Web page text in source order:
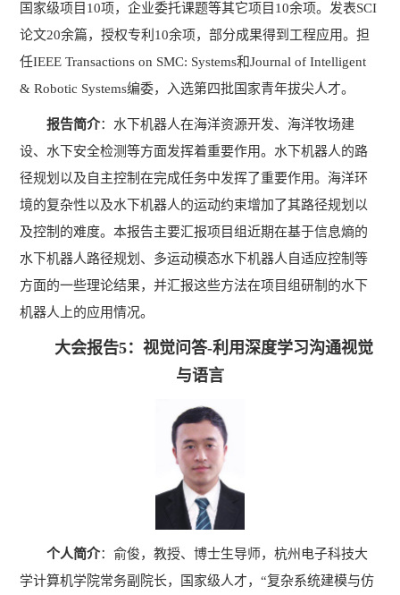
国家级项目 10项，企业委托课题等其它项目 10余项。发表SCI
论文20余篇，授权专利 10余项，部分成果得到工程应用。担
任IEEE Transactions on SMC: Systems和Journal of Intelligent
& Robotic Systems编委，入选第四批国家青年拔尖人才。
报告简介：水下机器人在海洋资源开发、海洋牧场建
设、水下安全检测等方面发挥着重要作用。水下机器人的路
径规划以及自主控制在完成任务中发挥了重要作用。海洋环
境的复杂性以及水下机器人的运动约束增加了其路径规划以
及控制的难度。本报告主要汇报项目组近期在基于信息熵的
水下机器人路径规划、多运动模态水下机器人自适应控制等
方面的一些理论结果，并汇报这些方法在项目组研制的水下
机器人上的应用情况。
大会报告5：视觉问答-利用深度学习沟通视觉
与语言
个人简介：俞俊，教授、博士生导师，杭州电子科技大
学计算机学院常务副院长，国家级人才，“复杂系统建模与仿